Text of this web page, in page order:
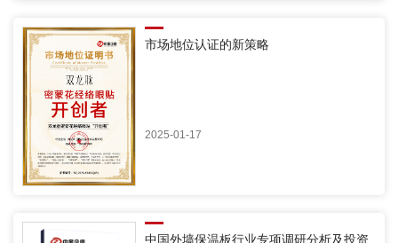
市场地位认证的新策略
2025-01-17
中国外墙保温板行业专项调研分析及投资